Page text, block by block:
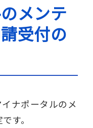
メンテ
受付の
ナポータルのメ
す。